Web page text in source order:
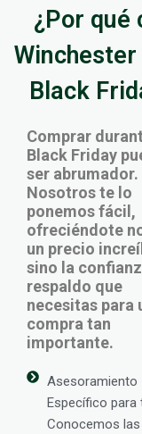
¿Por qué
Black
Comprar
Black Friday
ser abrumador.
Nosotros te lo
ponemos fácil,
ofreciéndote
un precio
sino la
respaldo que
necesitas para
compra tan
importante.
Asesoramiento
Específico para
Conocemos las